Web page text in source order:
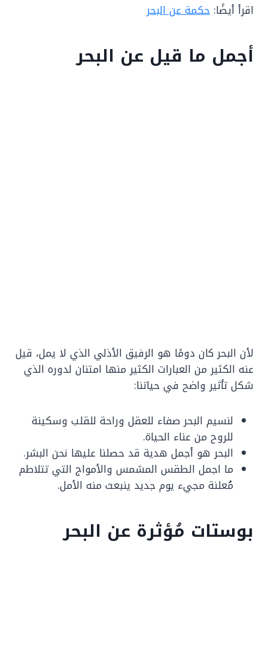
اقرأ أيضًا: حكمة عن البحر
أجمل ما قيل عن البحر
لأن البحر كان دومًا هو الرفيق الأذلي الذي لا يمل، قيل
عنه الكثير من العبارات الكثير منها امتنان لدوره الذي
شكل تأثير واضح في حياتنا:
لنسيم البحر صفاء للعقل وراحة للقلب وسكينة
للروح من عناء الحياة.
البحر هو أجمل هدية قد حصلنا عليها نحن البشر.
ما اجمل الطقس المشمس والأمواج التي تتلاطم
مُعلنة مجيء يوم جديد ينبعث منه الأمل.
بوستات مُؤثرة عن البحر